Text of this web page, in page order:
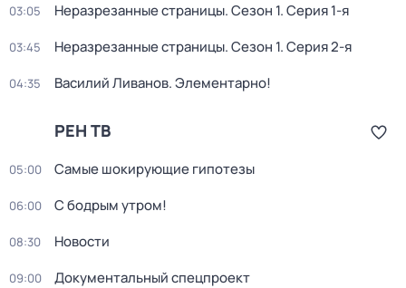
03:05 Неразрезанные страницы. Сезон 1. Серия 1-я
03:45 Неразрезанные страницы. Сезон 1. Серия 2-я
04:35 Василий Ливанов. Элементарно!
РЕН ТВ
05:00 Самые шoкиpующие гипотезы
06:00 С бодрым утром!
08:30 Новости
09:00 Документальный спецпpоeкт